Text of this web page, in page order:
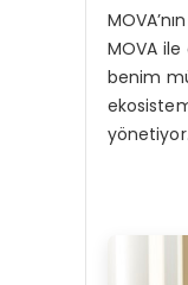
MOVA
benim